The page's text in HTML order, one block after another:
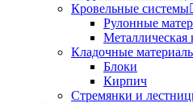
Кровельные системы
Рулонные
Металлическая
Кладочные
Блоки
Кирпич
Стремянки и